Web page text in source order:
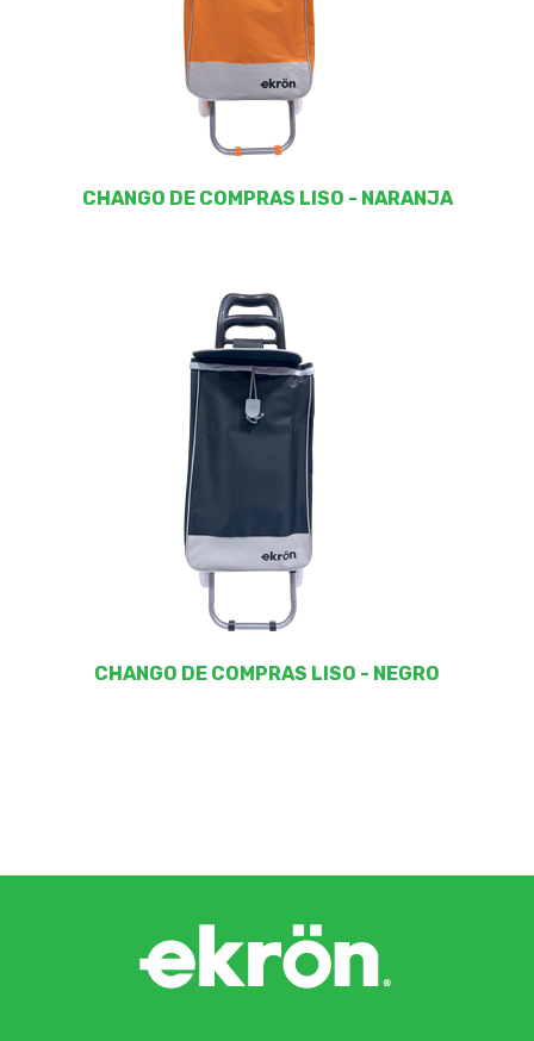
CHANGO DE COMPRAS LISO - NARANJA
CHANGO DE COMPRAS LISO - NEGRO